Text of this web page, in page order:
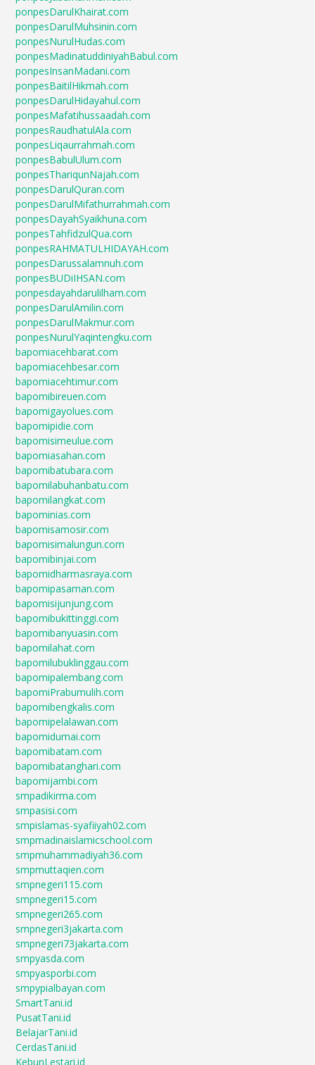
ponpesDarulKhairat.com
ponpesDarulMuhsinin.com
ponpesNurulHudas.com
ponpesMadinatuddiniyahBabul.com
ponpesInsanMadani.com
ponpesBaitilHikmah.com
ponpesDarulHidayahul.com
ponpesMafatihussaadah.com
ponpesRaudhatulAla.com
ponpesLiqaurrahmah.com
ponpesBabulUlum.com
ponpesThariqunNajah.com
ponpesDarulQuran.com
ponpesDarulMifathurrahmah.com
ponpesDayahSyaikhuna.com
ponpesTahfidzulQua.com
ponpesRAHMATULHIDAYAH.com
ponpesDarussalamnuh.com
ponpesBUDiIHSAN.com
ponpesdayahdarulilham.com
ponpesDarulAmilin.com
ponpesDarulMakmur.com
ponpesNurulYaqintengku.com
bapomiacehbarat.com
bapomiacehbesar.com
bapomiacehtimur.com
bapomibireuen.com
bapomigayolues.com
bapomipidie.com
bapomisimeulue.com
bapomiasahan.com
bapomibatubara.com
bapomilabuhanbatu.com
bapomilangkat.com
bapominias.com
bapomisamosir.com
bapomisimalungun.com
bapomibinjai.com
bapomidharmasraya.com
bapomipasaman.com
bapomisijunjung.com
bapomibukittinggi.com
bapomibanyuasin.com
bapomilahat.com
bapomilubuklinggau.com
bapomipalembang.com
bapomiPrabumulih.com
bapomibengkalis.com
bapomipelalawan.com
bapomidumai.com
bapomibatam.com
bapomibatanghari.com
bapomijambi.com
smpadikirma.com
smpasisi.com
smpislamas-syafiiyah02.com
smpmadinaislamicschool.com
smpmuhammadiyah36.com
smpmuttaqien.com
smpnegeri115.com
smpnegeri15.com
smpnegeri265.com
smpnegeri3jakarta.com
smpnegeri73jakarta.com
smpyasda.com
smpyasporbi.com
smpypialbayan.com
SmartTani.id
PusatTani.id
BelajarTani.id
CerdasTani.id
KebunLestari.id